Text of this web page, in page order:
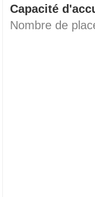
Capacité
Nombre de